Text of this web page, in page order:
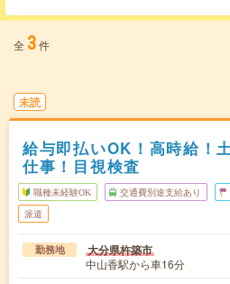
全 3件
未読
給与即払いOK！高時給！
仕事！目視検査
職種未経験OK 交通費別途支給あり
派遣
勤務地 大分県杵築市
中山香駅から車16分